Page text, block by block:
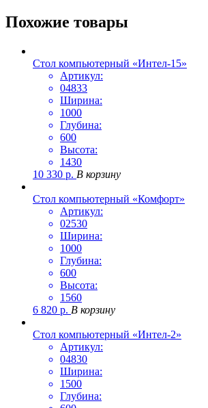
Похожие товары
Стол компьютерный «Интел-15»
Артикул:
04833
Ширина:
1000
Глубина:
600
Высота:
1430
10 330 р. В корзину
Стол компьютерный «Комфорт»
Артикул:
02530
Ширина:
1000
Глубина:
600
Высота:
1560
6 820 р. В корзину
Стол компьютерный «Интел-2»
Артикул:
04830
Ширина:
1500
Глубина: